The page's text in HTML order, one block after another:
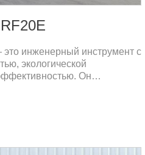
это инженерный инструмент с
экологической
Он
лучшее желание для
и логистической обработки.
элементах, чтобы помочь вам